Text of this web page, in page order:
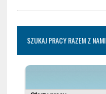
SZUKAJ PRACY RAZEM Z NAMI